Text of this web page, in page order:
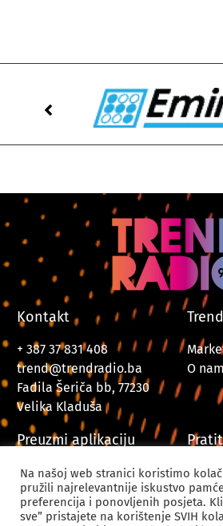
Kontakt
+ 387 37 831 408
trend@trendradio.ba
Fadila Šeriča bb, 77230
Velika Kladuša
O
Preuzmi aplikaciju
Na našoj web stranici koristimo
pružili najrelevantnije iskustvo
preferencija i ponovljenih posjeta.
sve” pristajete na korištenje SVIH